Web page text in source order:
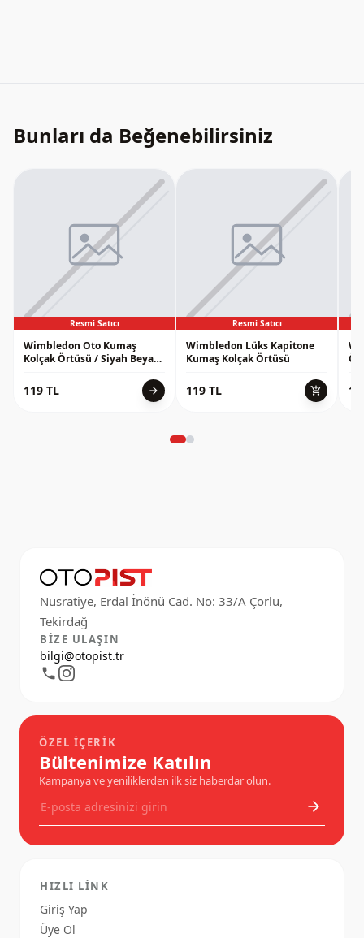
Bunları da Beğenebilirsiniz
Resmi Satıcı
Wimbledon Oto Kumaş
Kolçak Örtüsü / Siyah Beyaz
119 TL arrow_forward
Resmi Satıcı
Wimbledon Lüks Kapitone
Kumaş Kolçak Örtüsü
119 TL add_shopping_cart
Nusratiye, Erdal İnönü Cad. No: 33/A Çorlu,
BIZE ULAŞIN
bilgi@otopist.tr
ÖZEL İÇERIK
Bültenimize Katılın
Kampanya ve yeniliklerden ilk siz haberdar olun.
HIZLI LINK
Giriş Yap
Üye Ol